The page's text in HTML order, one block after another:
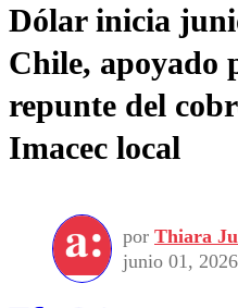
Dólar inicia
Chile, apoyado
repunte del
Imacec local
por Thiara
junio 01, 2026